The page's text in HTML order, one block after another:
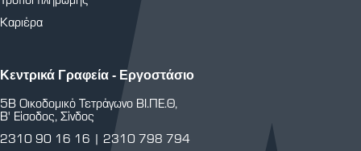
Καριέρα
Κεντρικά Γραφεία - Εργοστάσιο
5Β Οικοδομικό Τετράγωνο ΒΙ.ΠΕ.Θ,
Β' Είσοδος, Σίνδος
2310 90 16 16 | 2310 798 794